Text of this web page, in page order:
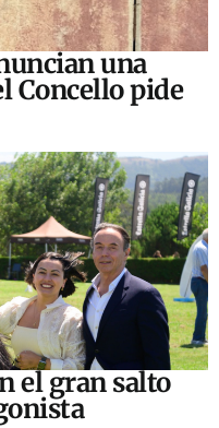
una
Concello pide
el gran salto